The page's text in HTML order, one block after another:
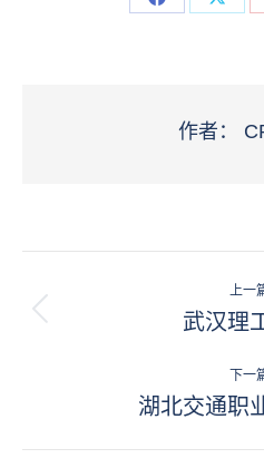
分
分
作者：
章
上一
历
的
文
武汉理
下一
未
的
湖北交通职